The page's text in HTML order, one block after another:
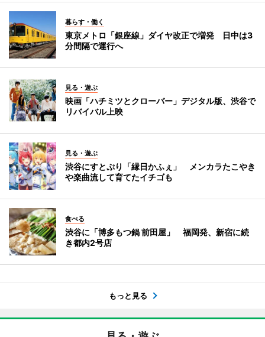
暮らす・働く
東京メトロ「銀座線」ダイヤ改正で増発 日中は3
分間隔で運行へ
見る・遊ぶ
映画「ハチミツとクローバー」デジタル版、渋谷で
リバイバル上映
見る・遊ぶ
渋谷にすとぷり「縁日かふぇ」 メンカラたこやき
や楽曲流して育てたイチゴも
食べる
渋谷に「博多もつ鍋 前田屋」 福岡発、新宿に続
き都内2号店
もっと見る